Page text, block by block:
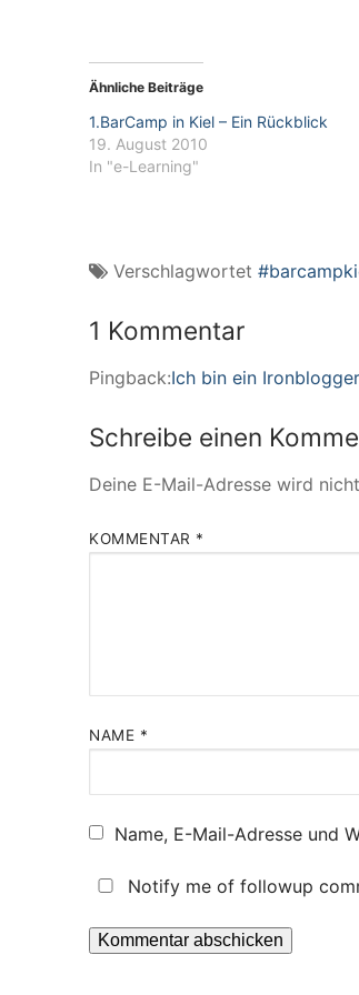
Ähnliche Beiträge
1.BarCamp in Kiel – Ein Rückblick
19. August 2010
In "e-Learning"
Verschlagwortet
1 Kommentar
Pingback:Ich bin ein
Schreibe einen
Deine E-Mail-Adresse wird
KOMMENTAR *
NAME *
Name, E-Mail-Adresse und
Notify me of followup